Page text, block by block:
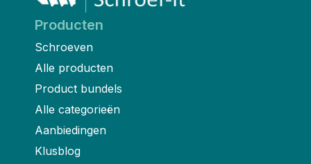
Producten
Schroeven
Alle producten
Product bundels
Alle categorieën
Aanbiedingen
Klusblog